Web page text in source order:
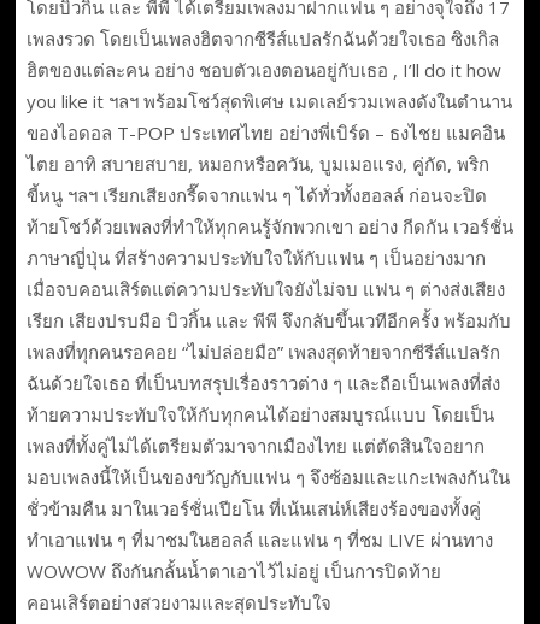
โดยบิวกิ้น และ พีพี ได้เตรียมเพลงมาฝากแฟน ๆ อย่างจุใจถึง 17
เพลงรวด โดยเป็นเพลงฮิตจากซีรีส์แปลรักฉันด้วยใจเธอ ซิงเกิล
ฮิตของแต่ละคน อย่าง ชอบตัวเองตอนอยู่กับเธอ , I’ll do it how
you like it ฯลฯ พร้อมโชว์สุดพิเศษ เมดเลย์รวมเพลงดังในตำนาน
ของไอดอล T-POP ประเทศไทย อย่างพี่เบิร์ด – ธงไชย แมคอิน
ไตย อาทิ สบายสบาย, หมอกหรือควัน, บูมเมอแรง, คู่กัด, พริก
ขี้หนู ฯลฯ เรียกเสียงกรี๊ดจากแฟน ๆ ได้ทั่วทั้งฮอลล์ ก่อนจะปิด
ท้ายโชว์ด้วยเพลงที่ทำให้ทุกคนรู้จักพวกเขา อย่าง กีดกัน เวอร์ชั่น
ภาษาญี่ปุ่น ที่สร้างความประทับใจให้กับแฟน ๆ เป็นอย่างมาก
เมื่อจบคอนเสิร์ตแต่ความประทับใจยังไม่จบ แฟน ๆ ต่างส่งเสียง
เรียก เสียงปรบมือ บิวกิ้น และ พีพี จึงกลับขึ้นเวทีอีกครั้ง พร้อมกับ
เพลงที่ทุกคนรอคอย “ไม่ปล่อยมือ” เพลงสุดท้ายจากซีรีส์แปลรัก
ฉันด้วยใจเธอ ที่เป็นบทสรุปเรื่องราวต่าง ๆ และถือเป็นเพลงที่ส่ง
ท้ายความประทับใจให้กับทุกคนได้อย่างสมบูรณ์แบบ โดยเป็น
เพลงที่ทั้งคู่ไม่ได้เตรียมตัวมาจากเมืองไทย แต่ตัดสินใจอยาก
มอบเพลงนี้ให้เป็นของขวัญกับแฟน ๆ จึงซ้อมและแกะเพลงกันใน
ชั่วข้ามคืน มาในเวอร์ชั่นเปียโน ที่เน้นเสน่ห์เสียงร้องของทั้งคู่
ทำเอาแฟน ๆ ที่มาชมในฮอลล์ และแฟน ๆ ที่ชม LIVE ผ่านทาง
WOWOW ถึงกันกลั้นน้ำตาเอาไว้ไม่อยู่ เป็นการปิดท้าย
คอนเสิร์ตอย่างสวยงามและสุดประทับใจ